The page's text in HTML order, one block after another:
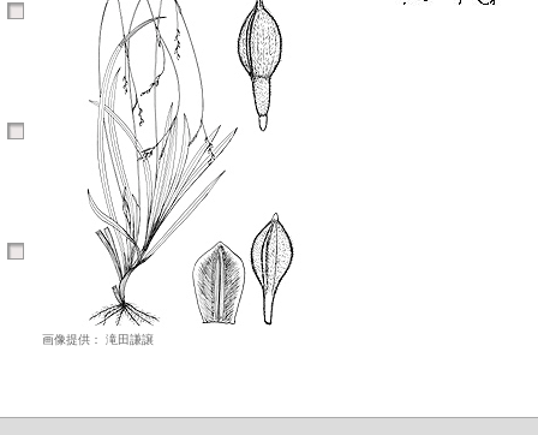
画像提供： 滝田謙譲